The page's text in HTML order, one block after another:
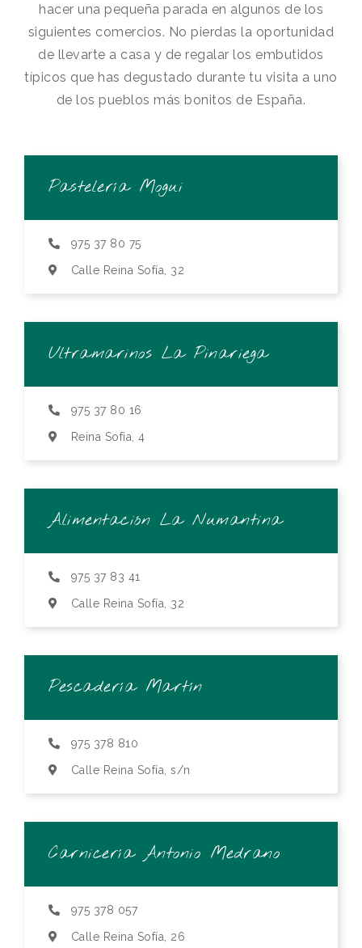
hacer una pequeña parada en algunos de los
siguientes comercios. No pierdas la oportunidad
de llevarte a casa y de regalar los embutidos
típicos que has degustado durante tu visita a uno
de los pueblos más bonitos de España.
Pastelería Mogui
975 37 80 75
Calle Reina Sofía, 32
Ultramarinos La Pinariega
975 37 80 16
Reina Sofía, 4
Alimentación La Numantina
975 37 83 41
Calle Reina Sofía, 32
Pescadería Martín
975 378 810
Calle Reina Sofía, s/n
Carnicería Antonio Medrano
975 378 057
Calle Reina Sofía, 26